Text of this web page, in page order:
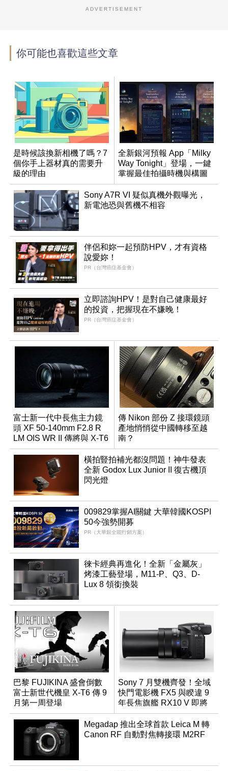
ADVERTISEMENT
你可能也喜歡這些文章
是時候該換新相機了嗎？7
個你手上器材真的需要升
級的理由
全新銀河預報 App「Milky
Way Tonight」登場，一鍵
掌握最佳拍攝時機與構圖
Sony A7R VI 疑似真機外觀曝光，
新電池恐與舊機不相容
伴侶和妳一起預防HPV，才有資格
說愛妳！
PR（台灣癌症基金會）
立即諮詢HPV！是對自己健康最好
的投資，把握現在不嫌晚！
PR（台灣癌症基金會）
富士新一代中長焦主力鏡
頭 XF 50-140mm F2.8 R
LM OIS WR II 傳將與 X-T6
同步亮相
傳 Nikon 部份 Z 接環鏡頭
產地悄悄從中國轉移至越
南？
橫拍豎拍補光都沒問題！神牛發表
全新 Godox Lux Junior II 復古機頂
閃光燈
009829掌握AI關鍵 大華韓國KOSPI
50今強勢開募
PR（大華銀全能行銷方案）
徠卡經典再進化！全新「金屬灰」
烤漆工藝登場，M11-P、Q3、D-
Lux 8 領銜換裝
巴黎 FUJIKINA 盛會倒數
富士新世代機皇 X-T6 傳 9
月第一周登場
Sony 7 月雙機齊發！全域
快門電影機 FX5 與睽違 9
年長焦旗艦 RX10 V 即將
登場
Megadap 推出全球首款 Leica M 轉
Canon RF 自動對焦轉接環 M2RF